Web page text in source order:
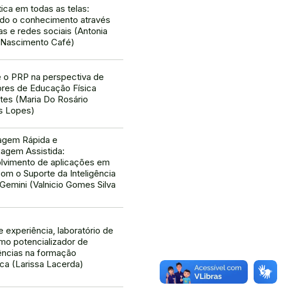
em todas as telas:
o conhecimento através
e redes sociais (Antonia
Café)
o PRP na perspectiva de
de Educação Física
(Maria Do Rosário
Lopes)
Rápida e
Assistida:
de aplicações em
o Suporte da Inteligência
(Valnicio Gomes Silva
experiência, laboratório de
potencializador de
na formação
(Larissa Lacerda)